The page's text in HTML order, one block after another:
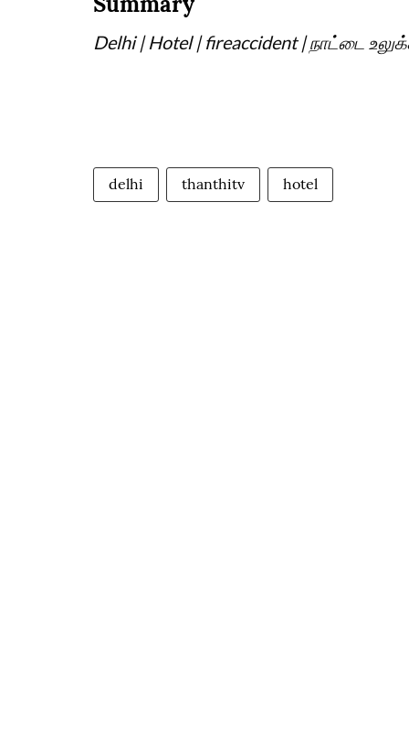
Delhi | Hotel | fireaccident | நாட்டை
delhi thanthitv hotel